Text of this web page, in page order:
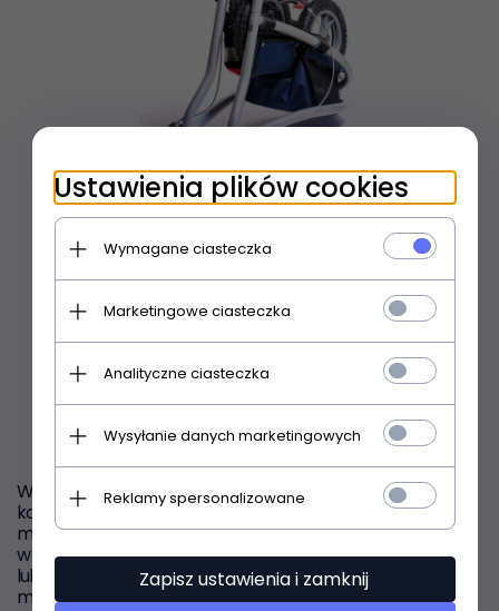
Wszystkie balkoniki Trionicdysponują zdejmowanymi
kołami, które w bardzo prosty sposób jednym ruchem
można zdjąć. W chodzikach Trionik można wykorzystywać
w zależności od potrzeb dwa różne zestawy kół o większej
lub mniejszej średnicy na nierówne podłoże lub na gładkie
miejskie chodniki.
Ustawienia plików cookies
Wymagane ciasteczka
Marketingowe ciasteczka
Analityczne ciasteczka
Wysyłanie danych marketingowych
Reklamy spersonalizowane
Zapisz ustawienia i zamknij